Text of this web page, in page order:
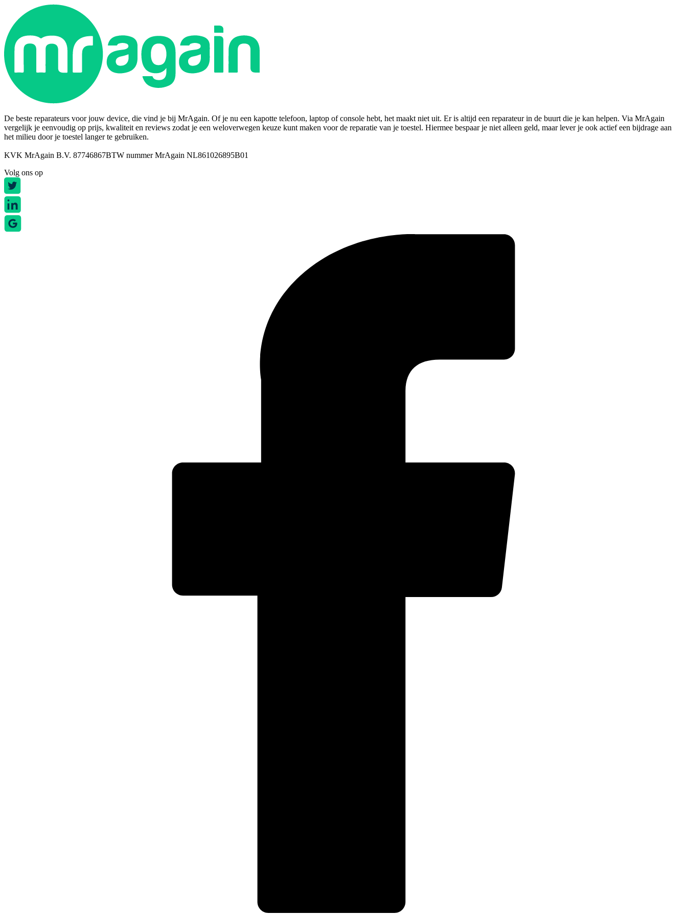
De beste reparateurs voor jouw device, die vind je bij MrAgain. Of je nu een kapotte telefoon, laptop of console hebt, het maakt niet uit. Er is altijd een reparateur in de buurt die je kan helpen. Via MrAgain
vergelijk je eenvoudig op prijs, kwaliteit en reviews zodat je een weloverwegen keuze kunt maken voor de reparatie van je toestel. Hiermee bespaar je niet alleen geld, maar lever je ook actief een bijdrage aan
het milieu door je toestel langer te gebruiken.
KVK MrAgain B.V. 87746867BTW nummer MrAgain NL861026895B01
Volg ons op